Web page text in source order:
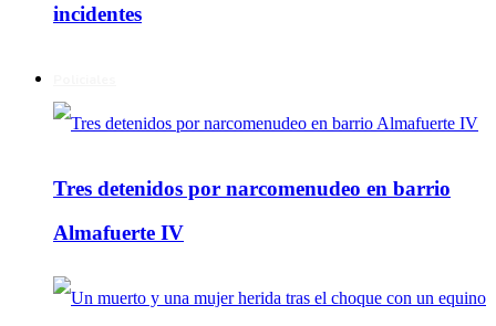
incidentes
Tres detenidos por narcomenudeo en barrio
Almafuerte IV